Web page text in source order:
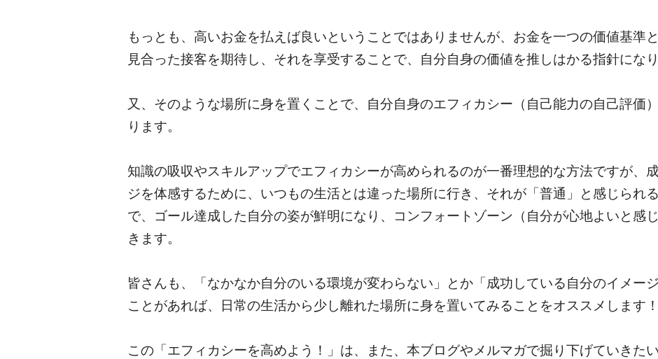
もっとも、高いお金を払えば良いということではありませんが、お金を一つの価値基準
見合った接客を期待し、それを享受することで、自分自身の価値を推しはかる指針になり
又、そのような場所に身を置くことで、自分自身のエフィカシー（自己能力の自己評価
ります。
知識の吸収やスキルアップでエフィカシーが高められるのが一番理想的な方法ですが、
ジを体感するために、いつもの生活とは違った場所に行き、それが「普通」と感じられ
で、ゴール達成した自分の姿が鮮明になり、コンフォートゾーン（自分が心地よいと感
きます。
皆さんも、「なかなか自分のいる環境が変わらない」とか「成功している自分のイメー
ことがあれば、日常の生活から少し離れた場所に身を置いてみることをオススメします！
この「エフィカシーを高めよう！」は、また、本ブログやメルマガで掘り下げていきたい